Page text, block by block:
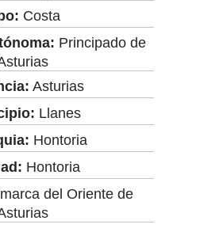
Costa
Principado de
Asturias
Llanes
Hontoria
Hontoria
del Oriente de